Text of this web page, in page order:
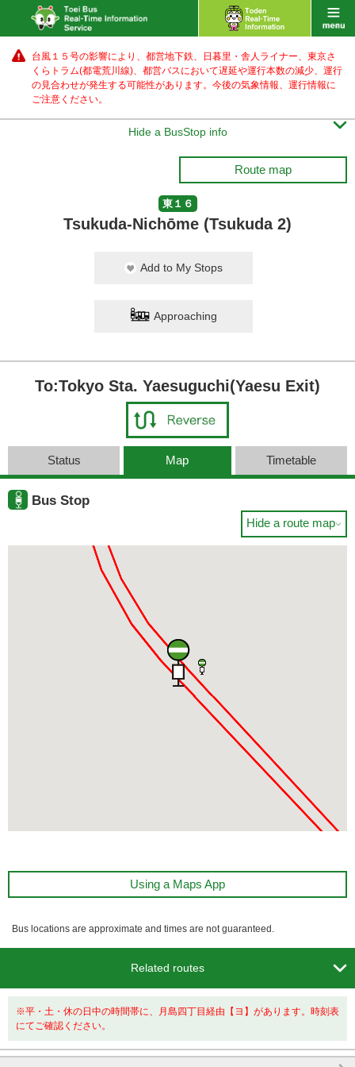
台風１５号の影響により、都営地下鉄、日暮里・舎人ライナー、東京さ
くらトラム(都電荒川線)、都営バスにおいて遅延や運行本数の減少、運行
の見合わせが発生する可能性があります。 今後の気象情報、運行情報に
ご注意ください。
Hide a BusStop info 
Route map
東１６
Tsukuda-Nichōme (Tsukuda 2)
Add to My Stops
Approaching
To:Tokyo Sta. Yaesuguchi(Yaesu Exit)
Status Map Timetable
Bus Stop
Hide a route map
Using a Maps App
Bus locations are approximate and times are not guaranteed.
Related routes 
※平・土・休の日中の時間帯に、月島四丁目経由【ヨ】があります。時刻表
にてご確認ください。